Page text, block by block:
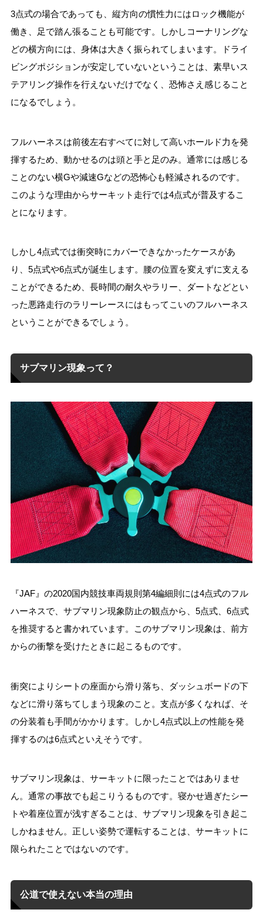
3点式の場合であっても、縦方向の慣性力にはロック機能が
働き、足で踏ん張ることも可能です。しかしコーナリングな
どの横方向には、身体は大きく振られてしまいます。ドライ
ビングポジションが安定していないということは、素早いス
テアリング操作を行えないだけでなく、恐怖さえ感じること
になるでしょう。
フルハーネスは前後左右すべてに対して高いホールド力を発
揮するため、動かせるのは頭と手と足のみ。通常には感じる
ことのない横Gや減速Gなどの恐怖心も軽減されるのです。
このような理由からサーキット走行では4点式が普及するこ
とになります。
しかし4点式では衝突時にカバーできなかったケースがあ
り、5点式や6点式が誕生します。腰の位置を変えずに支える
ことができるため、長時間の耐久やラリー、ダートなどとい
った悪路走行のラリーレースにはもってこいのフルハーネス
ということができるでしょう。
サブマリン現象って？
『JAF』の2020国内競技車両規則第4編細則には4点式のフル
ハーネスで、サブマリン現象防止の観点から、5点式、6点式
を推奨すると書かれています。このサブマリン現象は、前方
からの衝撃を受けたときに起こるものです。
衝突によりシートの座面から滑り落ち、ダッシュボードの下
などに滑り落ちてしまう現象のこと。支点が多くなれば、そ
の分装着も手間がかかります。しかし4点式以上の性能を発
揮するのは6点式といえそうです。
サブマリン現象は、サーキットに限ったことではありませ
ん。通常の事故でも起こりうるものです。寝かせ過ぎたシー
トや着座位置が浅すぎることは、サブマリン現象を引き起こ
しかねません。正しい姿勢で運転することは、サーキットに
限られたことではないのです。
公道で使えない本当の理由